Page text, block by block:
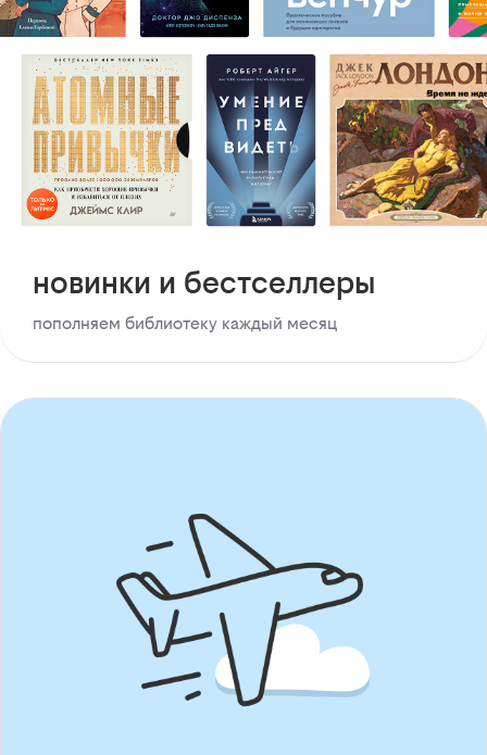
новинки и бестселлеры
пополняем библиотеку каждый месяц